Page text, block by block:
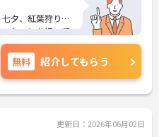
夕、紅葉狩りな
ションを行って
タルサポートし
とんど無いの
けます♪③全国12
グループのひと
が充実しており
無料 紹介してもらう
更新日：2026年06月02日